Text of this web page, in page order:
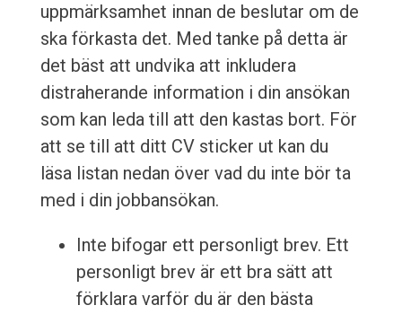
uppmärksamhet innan de beslutar om de
ska förkasta det. Med tanke på detta är
det bäst att undvika att inkludera
distraherande information i din ansökan
som kan leda till att den kastas bort. För
att se till att ditt CV sticker ut kan du
läsa listan nedan över vad du inte bör ta
med i din jobbansökan.
Inte bifogar ett personligt brev. Ett
personligt brev är ett bra sätt att
förklara varför du är den bästa